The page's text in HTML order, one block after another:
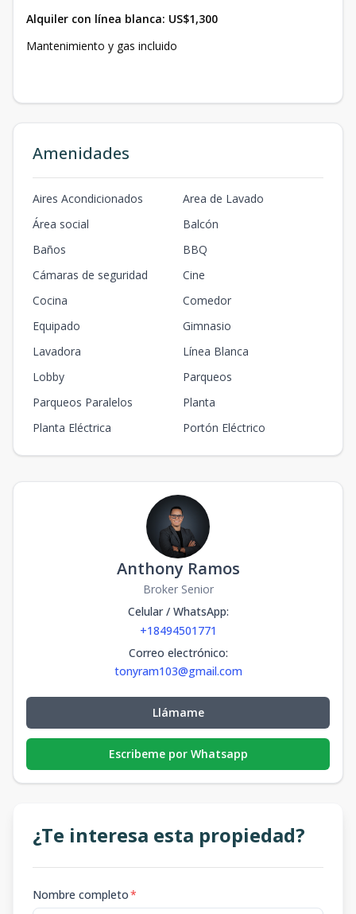
Alquiler con línea blanca: US$1,300
Mantenimiento y gas incluido
Amenidades
Aires Acondicionados
Area de Lavado
Área social
Balcón
Baños
BBQ
Cámaras de seguridad
Cine
Cocina
Comedor
Equipado
Gimnasio
Lavadora
Línea Blanca
Lobby
Parqueos
Parqueos Paralelos
Planta
Planta Eléctrica
Portón Eléctrico
Anthony Ramos
Broker Senior
Celular / WhatsApp:
+18494501771
Correo electrónico:
tonyram103@gmail.com
Llámame
Escribeme por Whatsapp
¿Te interesa esta propiedad?
Nombre completo*